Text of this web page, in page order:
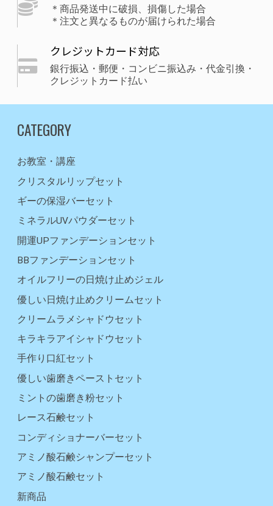
＊商品発送中に破損、損傷した場合
＊注文と異なるものが届けられた場合
クレジットカード対応
銀行振込・郵便・コンビニ振込み・代金引換・
クレジットカード払い
CATEGORY
お教室・講座
クリスタルリップセット
ギーの保湿バーセット
ミネラルUVパウダーセット
開運UPファンデーションセット
BBファンデーションセット
オイルフリーの日焼け止めジェル
優しい日焼け止めクリームセット
クリームラメシャドウセット
キラキラアイシャドウセット
手作り口紅セット
優しい歯磨きペーストセット
ミントの歯磨き粉セット
レース石鹸セット
コンディショナーバーセット
アミノ酸石鹸シャンプーセット
アミノ酸石鹸セット
新商品